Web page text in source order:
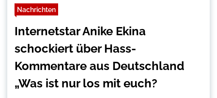
Nachrichten
Internetstar Anike Ekina
schockiert über Hass-
Kommentare aus Deutschland
„Was ist nur los mit euch?